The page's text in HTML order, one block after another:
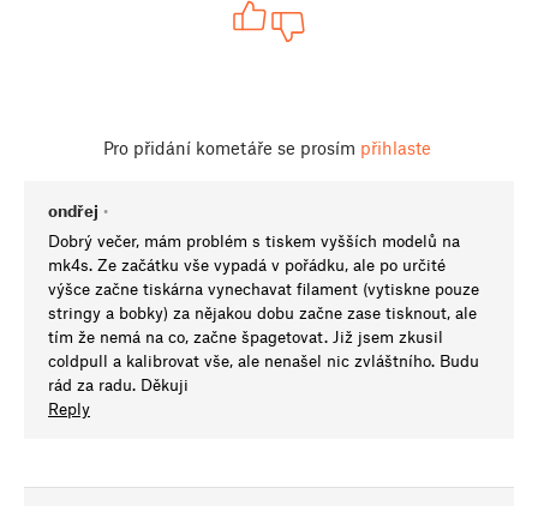
Pro přidání kometáře se prosím přihlaste
ondřej •
Dobrý večer, mám problém s tiskem vyšších modelů na
mk4s. Ze začátku vše vypadá v pořádku, ale po určité
výšce začne tiskárna vynechavat filament (vytiskne pouze
stringy a bobky) za nějakou dobu začne zase tisknout, ale
tím že nemá na co, začne špagetovat. Již jsem zkusil
coldpull a kalibrovat vše, ale nenašel nic zvláštního. Budu
rád za radu. Děkuji
Reply